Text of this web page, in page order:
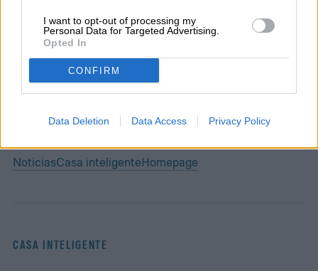
I want to opt-out of processing my
Personal Data for Targeted Advertising.
Opted In
CONFIRM
Data Deletion Data Access Privacy Policy
Diego Bastarrica es Senior Editor y Head of
Content en Digital Trends en Español,
donde lidera la estrategia editorial, SEO…
Topics
NoticiasCasa inteligenteHomepage
CASA INTELIGENTE